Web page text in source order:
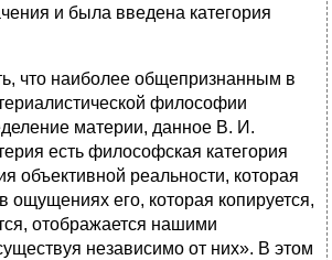
и была введена категория
что наиболее общепризнанным в
философии
материи, данное В. И.
есть философская категория
объективной реальности, которая
ощущениях его, которая копируется,
отображается нашими
независимо от них». В этом